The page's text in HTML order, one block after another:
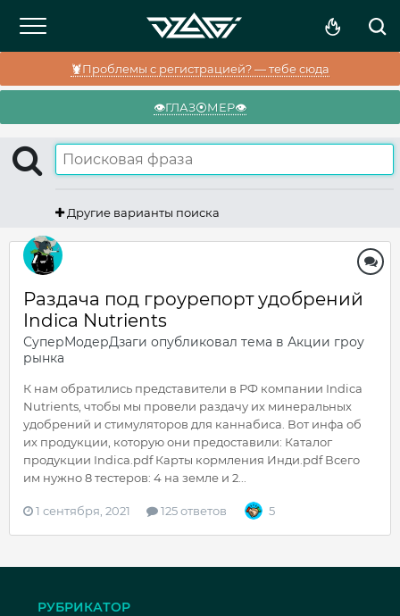
🦞Проблемы с регистрацией? — тебе сюда
👁️ГЛАЗ⦿МЕР👁️
Другие варианты поиска
Раздача под гроурепорт удобрений
Indica Nutrients
СуперМодерДзаги опубликовал тема в Акции гроу
рынка
К нам обратились представители в РФ компании Indica
Nutrients, чтобы мы провели раздачу их минеральных
удобрений и стимуляторов для каннабиса. Вот инфа об
их продукции, которую они предоставили: Каталог
продукции Indica.pdf Карты кормления Инди.pdf Всего
им нужно 8 тестеров: 4 на земле и 2...
1 сентября, 2021 125 ответов 5
РУБРИКАТОР